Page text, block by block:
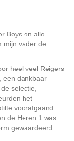
Boys en alle
mijn vader de
heel veel Reigers
een dankbaar
selectie,
het
voorafgaand
de Heren 1 was
gewaardeerd